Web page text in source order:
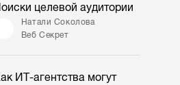
целевой аудитории
Натали Соколова
Веб Секрет
ИТ-агентства могут